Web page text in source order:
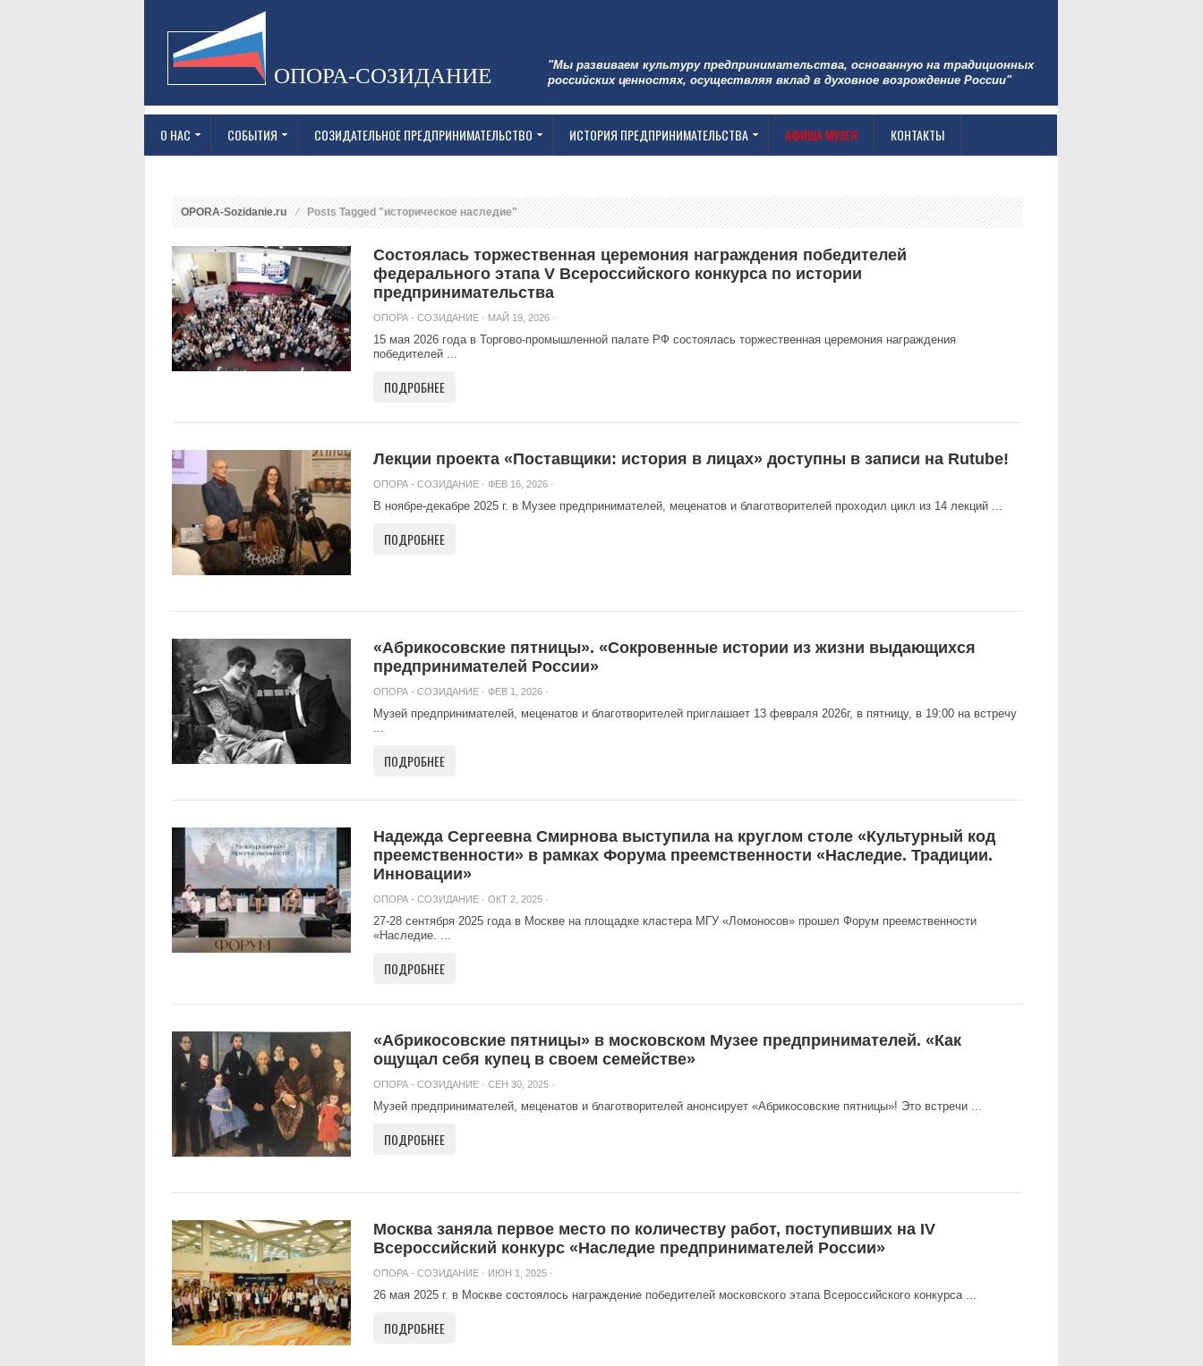
ОПОРА-СОЗИДАНИЕ
"Мы развиваем культуру предпринимательства, основанную на традиционных
российских ценностях, осуществляя вклад в духовное возрождение России"
О НАС СОБЫТИЯ СОЗИДАТЕЛЬНОЕ ПРЕДПРИНИМАТЕЛЬСТВО ИСТОРИЯ ПРЕДПРИНИМАТЕЛЬСТВА АФИША МУЗЕЯ КОНТАКТЫ
OPORA-Sozidanie.ru Posts Tagged "историческое наследие"
Состоялась торжественная церемония награждения победителей
федерального этапа V Всероссийского конкурса по истории
предпринимательства
ОПОРА - СОЗИДАНИЕ · МАЙ 19, 2026 ·
15 мая 2026 года в Торгово-промышленной палате РФ состоялась торжественная церемония награждения
победителей ...
ПОДРОБНЕЕ
Лекции проекта «Поставщики: история в лицах» доступны в записи на Rutube!
ОПОРА - СОЗИДАНИЕ · ФЕВ 16, 2026 ·
В ноябре-декабре 2025 г. в Музее предпринимателей, меценатов и благотворителей проходил цикл из 14 лекций ...
ПОДРОБНЕЕ
«Абрикосовские пятницы». «Сокровенные истории из жизни выдающихся
предпринимателей России»
ОПОРА - СОЗИДАНИЕ · ФЕВ 1, 2026 ·
Музей предпринимателей, меценатов и благотворителей приглашает 13 февраля 2026г, в пятницу, в 19:00 на встречу
...
ПОДРОБНЕЕ
Надежда Сергеевна Смирнова выступила на круглом столе «Культурный код
преемственности» в рамках Форума преемственности «Наследие. Традиции.
Инновации»
ОПОРА - СОЗИДАНИЕ · ОКТ 2, 2025 ·
27-28 сентября 2025 года в Москве на площадке кластера МГУ «Ломоносов» прошел Форум преемственности
«Наследие. ...
ПОДРОБНЕЕ
«Абрикосовские пятницы» в московском Музее предпринимателей. «Как
ощущал себя купец в своем семействе»
ОПОРА - СОЗИДАНИЕ · СЕН 30, 2025 ·
Музей предпринимателей, меценатов и благотворителей анонсирует «Абрикосовские пятницы»! Это встречи ...
ПОДРОБНЕЕ
Москва заняла первое место по количеству работ, поступивших на IV
Всероссийский конкурс «Наследие предпринимателей России»
ОПОРА - СОЗИДАНИЕ · ИЮН 1, 2025 ·
26 мая 2025 г. в Москве состоялось награждение победителей московского этапа Всероссийского конкурса ...
ПОДРОБНЕЕ